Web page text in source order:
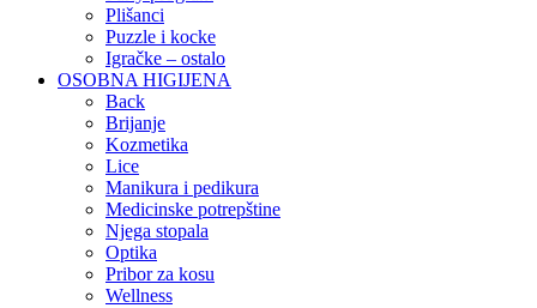
Plišanci
Puzzle i kocke
Igračke – ostalo
OSOBNA HIGIJENA
Back
Brijanje
Kozmetika
Lice
Manikura i pedikura
Medicinske potrepštine
Njega stopala
Optika
Pribor za kosu
Wellness